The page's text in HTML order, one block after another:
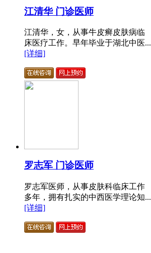
江清华 门诊医师
江清华，女，从事牛皮癣皮肤病临
床医疗工作。早年毕业于湖北中医...
[详细]
罗志军 门诊医师
罗志军医师，从事皮肤科临床工作
多年，拥有扎实的中西医学理论知...
[详细]